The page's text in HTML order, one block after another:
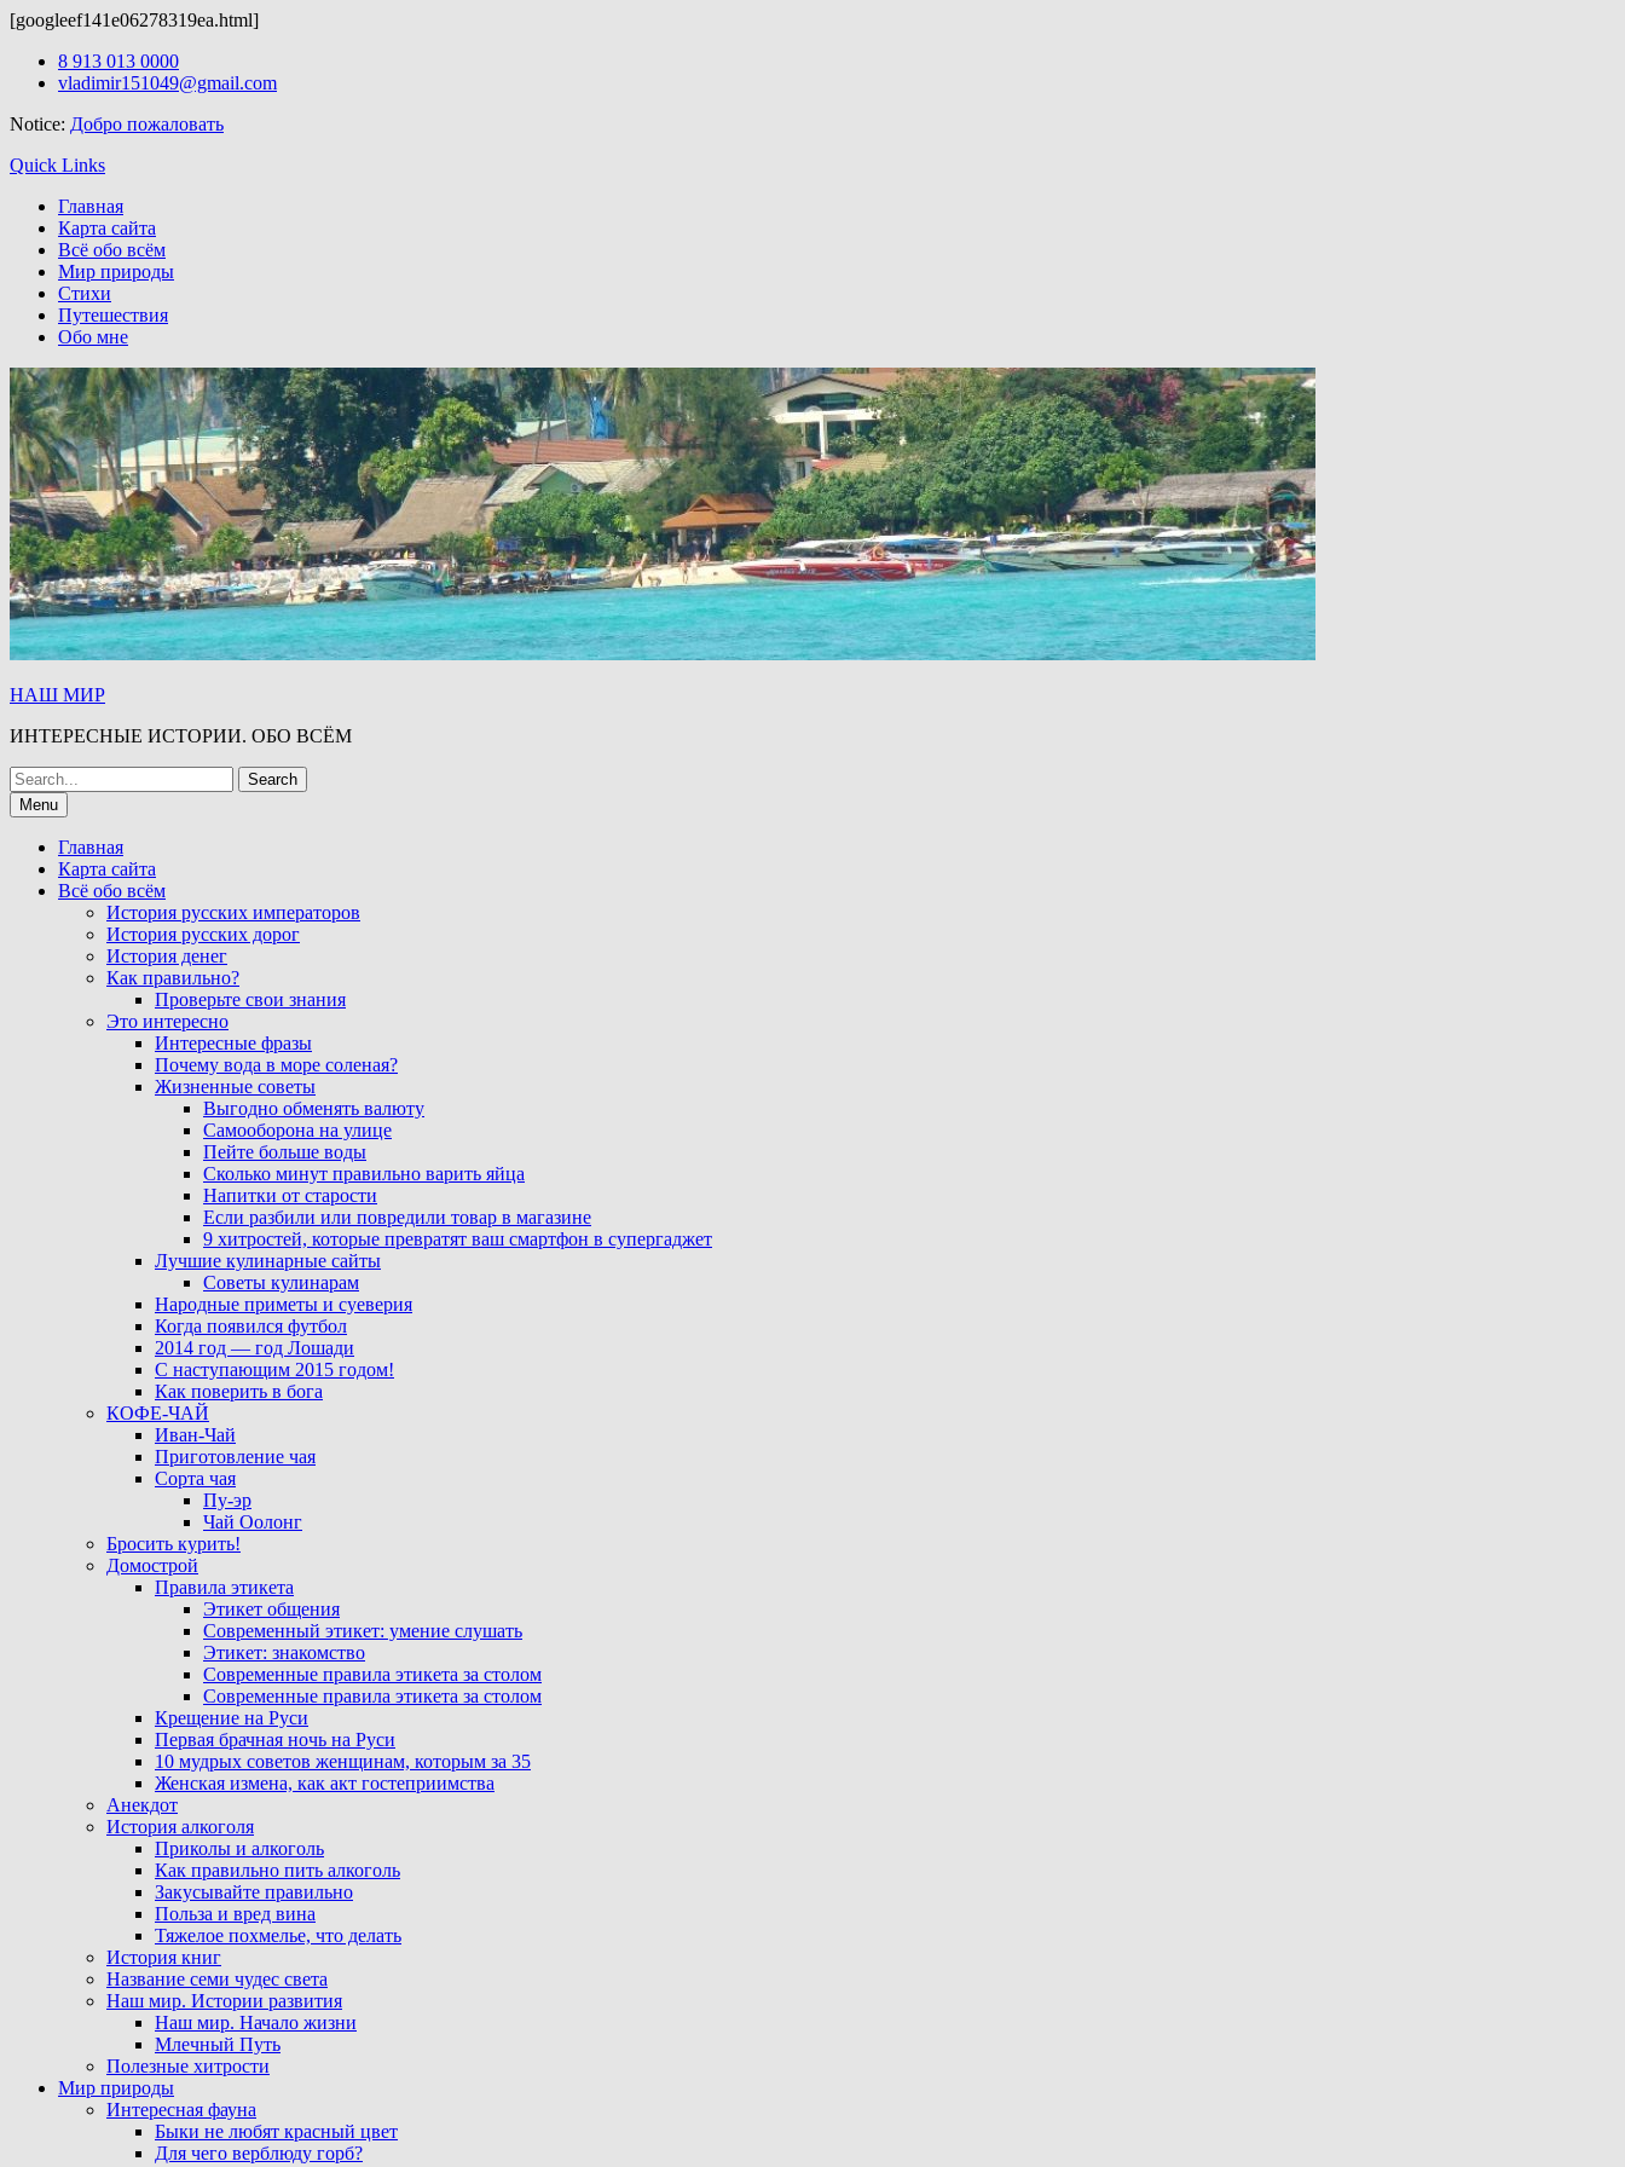
[googleef141e06278319ea.html]
Skip
8 913 013 0000
vladimir151049@gmail.com
Notice: Добро пожаловать
Quick Links
Главная
Карта сайта
Всё обо всём
Мир природы
Стихи
Путешествия
Обо мне
НАШ МИР
ИНТЕРЕСНЫЕ ИСТОРИИ. ОБО ВСЁМ
Search
for:Menu
Главная
Карта сайта
Всё обо всём
История русских императоров
История русских дорог
История денег
Как правильно?
Проверьте свои знания
Это интересно
Интересные фразы
Почему вода в море соленая?
Жизненные советы
Выгодно обменять валюту
Самооборона на улице
Пейте больше воды
Сколько минут правильно варить яйца
Напитки от старости
Если разбили или повредили товар в магазине
9 хитростей, которые превратят ваш смартфон в супергаджет
Лучшие кулинарные сайты
Советы кулинарам
Народные приметы и суеверия
Когда появился футбол
2014 год — год Лошади
С наступающим 2015 годом!
Как поверить в бога
КОФЕ-ЧАЙ
Иван-Чай
Приготовление чая
Сорта чая
Пу-эр
Чай Оолонг
Бросить курить!
Домострой
Правила этикета
Этикет общения
Современный этикет: умение слушать
Этикет: знакомство
Современные правила этикета за столом
Современные правила этикета за столом
Крещение на Руси
Первая брачная ночь на Руси
10 мудрых советов женщинам, которым за 35
Женская измена, как акт гостеприимства
Анекдот
История алкоголя
Приколы и алкоголь
Как правильно пить алкоголь
Закусывайте правильно
Польза и вред вина
Тяжелое похмелье, что делать
История книг
Название семи чудес света
Наш мир. Истории развития
Наш мир. Начало жизни
Млечный Путь
Полезные хитрости
Мир природы
Интересная фауна
Быки не любят красный цвет
Для чего верблюду горб?